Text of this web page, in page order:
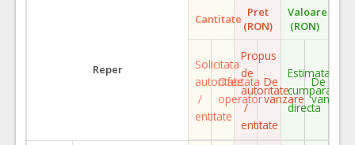
Reper
Cantitate Pret
(RON)
Valoare
(RON)
Solicitata
autoritate
/
entitate
Ofertata
operator
Propus
de
autoritate
/
entitate
De
vanzare
Estimata
cumparare
directa
De
vanzare